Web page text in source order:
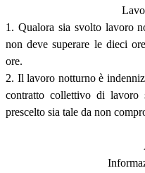
1. Qualora sia svolto lavoro
non deve superare le dieci
ore.
2. Il lavoro notturno è
contratto collettivo di lavoro
prescelto sia tale da non